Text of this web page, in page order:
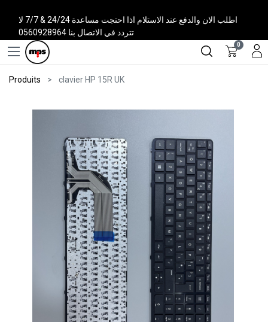
اطلب الان والدفع عند الاستلام اذا احتجت مساعدة 24/24 & 7/7 لا
تتردد في الاتصال بنا 0560928964
0
Produits clavier HP 15R UK